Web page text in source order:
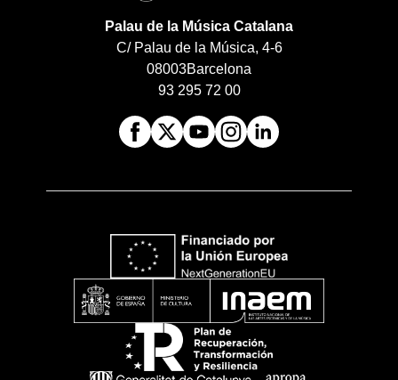
Palau de la Música Catalana
C/ Palau de la Música, 4-6
08003Barcelona
93 295 72 00